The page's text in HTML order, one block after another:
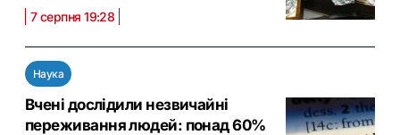
7 серпня 19:28
Наука
Вчені дослідили незвичайні
переживання людей: понад 60%